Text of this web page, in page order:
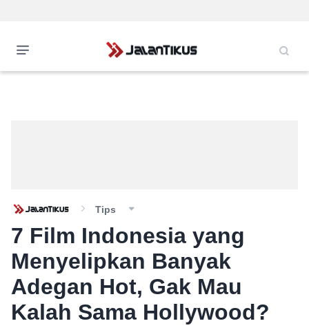
Tips
7 Film Indonesia yang
Menyelipkan Banyak
Adegan Hot, Gak Mau
Kalah Sama Hollywood?